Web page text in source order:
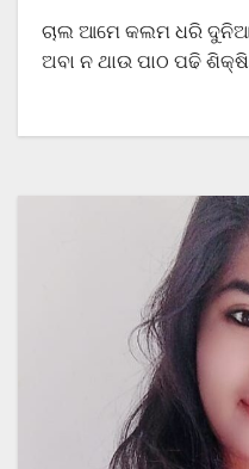
ଚାଲ ଆମେ କଲମ ଧରି
ଅବା ନ ଥାଉ ପାଠ ପଢି ଶିକ୍ଷିତ